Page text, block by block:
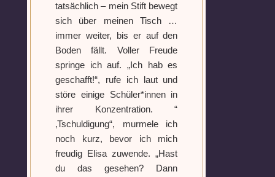
tatsächlich – mein Stift bewegt
sich über meinen Tisch …
immer weiter, bis er auf den
Boden fällt. Voller Freude
springe ich auf. „Ich hab es
geschafft!“, rufe ich laut und
störe einige Schüler*innen in
ihrer Konzentration. “
‚Tschuldigung“, murmele ich
noch kurz, bevor ich mich
freudig Elisa zuwende. „Hast
du das gesehen? Dann